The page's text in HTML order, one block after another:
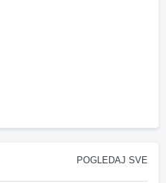
POGLEDAJ SVE